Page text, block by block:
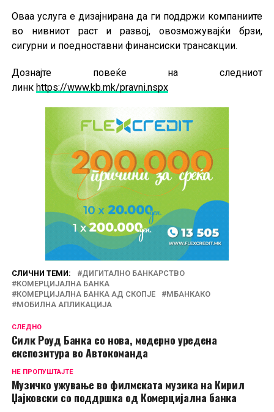
Оваа услуга е дизајнирана да ги поддржи компаниите
во нивниот раст и развој, овозможувајќи брзи,
сигурни и поедноставни финансиски трансакции.
Дознајте повеќе на следниот
линк https://www.kb.mk/pravni.nspx
СЛИЧНИ ТЕМИ:
ДИГИТАЛНО БАНКАРСТВО
КОМЕРЦИЈАЛНА БАНКА
КОМЕРЦИЈАЛНА БАНКА АД СКОПЈЕ
МБАНКАКО
МОБИЛНА АПЛИКАЦИЈА
СЛЕДНО
Силк Роуд Банка со нова, модерно уредена
експозитура во Автокоманда
НЕ ПРОПУШТАЈТЕ
Музичко ужување во филмската музика на Кирил
Џајковски со поддршка од Комерцијална банка